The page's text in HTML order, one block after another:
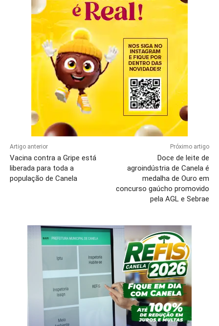
Artigo anterior
Vacina contra a Gripe está
liberada para toda a
população de Canela
Próximo artigo
Doce de leite de
agroindústria de Canela é
medalha de Ouro em
concurso gaúcho promovido
pela AGL e Sebrae